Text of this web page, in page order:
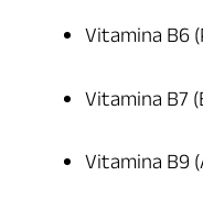
Vitamina B6
Vitamina B7
Vitamina B9